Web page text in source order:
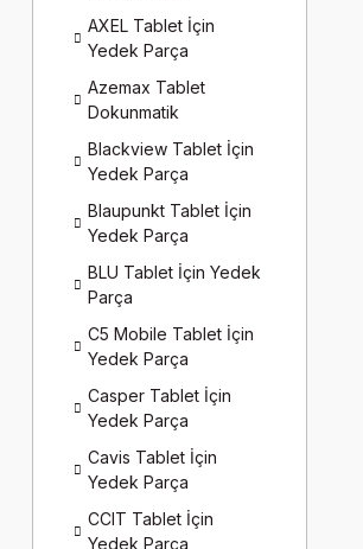
AXEL Tablet İçin
Yedek Parça
Azemax Tablet
Dokunmatik
Blackview Tablet İçin
Yedek Parça
Blaupunkt Tablet İçin
Yedek Parça
BLU Tablet İçin Yedek
Parça
C5 Mobile Tablet İçin
Yedek Parça
Casper Tablet İçin
Yedek Parça
Cavis Tablet İçin
Yedek Parça
CCIT Tablet İçin
Yedek Parça